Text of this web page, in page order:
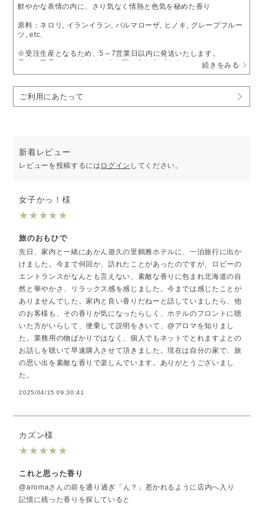
鮮やかな表情の内に、さり気なく情熱と色気を秘めた香り
原料：ネロリ, イランイラン, パルマローザ, ヒノキ, グレープフルー
ツ, etc.
※受注生産となるため、5～7営業日以内に発送いたします。
予めご了承いただきますようお願い申し上げます。
ース液
続きをみる
ご利用にあたって
新着レビュー
レビューを投稿するには ログイン してください。
女子かっ！様
★★★★★
旅のおもひで
先日、家内と一緒にあかん遊久の里鶴雅ホテルに、一泊旅行に出か
けました。今まで何回か、訪れたことがあったのですが、ロビーの
エントランスがなんとも言えない、素敵な香りに包まれ北海道の自
然と華やかさ、リラックス感を感じました。今までは感じたことが
ありませんでした。家内と良い香りだねーと話していましたら、他
のお客様も、その香りが気になったらしく、ホテルのフロントに聴
いた方がいらして、便乗して説明をきいて、@アロマを知りまし
た。業務用の物ばかりではなく、個人でもネットでとれますよとの
お話しを聴いて早速購入させて頂きました。現在は自分の家で、旅
の思い出を素敵な香りで楽しんでいます。ありがとうございまし
た。
2025/04/15 09:30:41
カズン様
★★★★★
これと思った香り
@aromaさんの前を通り過ぎ「ん？」惹かれるように店内へ入り
記憶に残った香りを探していると